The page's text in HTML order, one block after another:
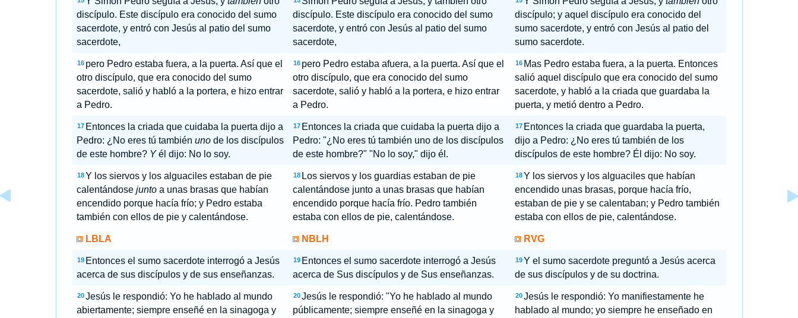
discípulo. Este discípulo era conocido del sumo
sacerdote, y entró con Jesús al patio del sumo
sacerdote,
discípulo. Este discípulo era conocido del sumo
sacerdote, y entró con Jesús al patio del sumo
sacerdote,
discípulo; y aquel discípulo era conocido del
sumo sacerdote, y entró con Jesús al patio del
sumo sacerdote.
16 pero Pedro estaba fuera, a la puerta. Así que el
otro discípulo, que era conocido del sumo
sacerdote, salió y habló a la portera, e hizo entrar
a Pedro.
16 pero Pedro estaba afuera, a la puerta. Así que el
otro discípulo, que era conocido del sumo
sacerdote, salió y habló a la portera, e hizo entrar
a Pedro.
16 Mas Pedro estaba fuera, a la puerta. Entonces
salió aquel discípulo que era conocido del sumo
sacerdote, y habló a la criada que guardaba la
puerta, y metió dentro a Pedro.
17 Entonces la criada que cuidaba la puerta dijo a
Pedro: ¿No eres tú también unode los discípulos
de este hombre? Yél dijo: No lo soy.
17 Entonces la criada que cuidaba la puerta dijo a
Pedro: "¿No eres tú también uno de los discípulos
de este hombre?" "No lo soy," dijo él.
17 Entonces la criada que guardaba la puerta,
dijo a Pedro: ¿No eres tú también de los
discípulos de este hombre? Él dijo: No soy.
18 Y los siervos y los alguaciles estaban de pie
calentándose juntoa unas brasas que habían
encendido porque hacía frío; y Pedro estaba
también con ellos de pie y calentándose.
18 Los siervos y los guardias estaban de pie
calentándose junto a unas brasas que habían
encendido porque hacía frío. Pedro también
estaba con ellos de pie, calentándose.
18 Y los siervos y los alguaciles que habían
encendido unas brasas, porque hacía frío,
estaban de pie y se calentaban; y Pedro también
estaba con ellos de pie, calentándose.
LBLA NBLH RVG
19 Entonces el sumo sacerdote interrogó a Jesús
acerca de sus discípulos y de sus enseñanzas.
19 Entonces el sumo sacerdote interrogó a Jesús
acerca de Sus discípulos y de Sus enseñanzas.
19 Y el sumo sacerdote preguntó a Jesús acerca
de sus discípulos y de su doctrina.
20 Jesús le respondió: Yo he hablado al mundo
abiertamente; siempre enseñé en la sinagoga y
20 Jesús le respondió: "Yo he hablado al mundo
públicamente; siempre enseñé en la sinagoga y
20 Jesús le respondió: Yo manifiestamente he
hablado al mundo; yo siempre he enseñado en